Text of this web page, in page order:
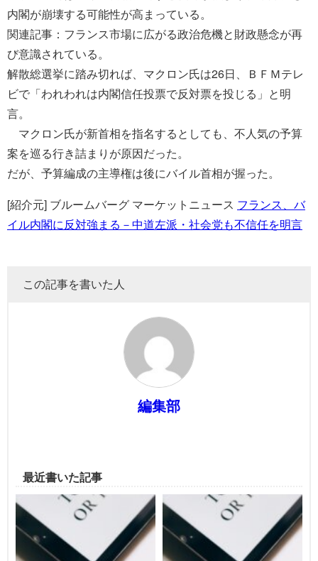
内閣が崩壊する可能性が高まっている。
関連記事：フランス市場に広がる政治危機と財政懸念が再
び意識されている。
解散総選挙に踏み切れば、マクロン氏は26日、ＢＦＭテレ
ビで「われわれは内閣信任投票で反対票を投じる」と明
言。
マクロン氏が新首相を指名するとしても、不人気の予算
案を巡る行き詰まりが原因だった。
だが、予算編成の主導権は後にバイル首相が握った。
[紹介元] ブルームバーグ マーケットニュース フランス、バ
イル内閣に反対強まる－中道左派・社会党も不信任を明言
この記事を書いた人
編集部
最近書いた記事